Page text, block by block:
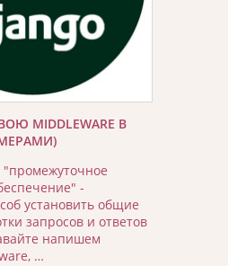
MIDDLEWARE В
-
установить общие
запросов и ответов
напишем
…